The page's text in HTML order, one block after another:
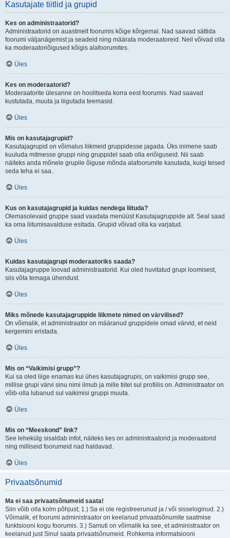
Kasutajate tiitlid ja grupid
Kes on administraatorid?
Administraatorid on auastmelt foorumis kõige kõrgemal. Nad saavad sättida
foorumi väljanägemist ja seadeid ning määrata moderaatoreid. Neil võivad olla
ka moderaatoriõigused kõigis alafoorumites.
Üles
Kes on moderaatorid?
Moderaatorite ülesanne on hoolitseda korra eest foorumis. Nad saavad
kustutada, muuta ja liigutada teemasid.
Üles
Mis on kasutajagrupid?
Kasutajagrupid on võimalus liikmeid gruppidesse jagada. Üks inimene saab
kuuluda mitmesse gruppi ning gruppidel saab olla eriõiguseid. Nii saab
näiteks anda mõnele grupile õiguse mõnda alafoorumite kasutada, kuigi teised
seda teha ei saa..
Üles
Kus on kasutajagrupid ja kuidas nendega liituda?
Olemasolevaid gruppe saad vaadata menüüst Kasutajagruppide alt. Seal saad
ka oma liitumisavalduse esitada. Grupid võivad olla ka varjatud.
Üles
Kuidas kasutajagrupi moderaatoriks saada?
Kasutajagruppe loovad administraatorid. Kui oled huvitatud grupi loomisest,
siis võta temaga ühendust.
Üles
Miks mõnede kasutajagruppide liikmete nimed on värvilised?
On võimalik, et administraator on määranud gruppidele omad värvid, et neid
kergemini eristada.
Üles
Mis on “Vaikimisi grupp”?
Kui sa oled liige enamas kui ühes kasutajagrupis, on vaikimisi grupp see,
millise grupi värvi sinu nimi ilmub ja mille tiitel sul profiilis on. Administraator on
võib-olla lubanud sul vaikimisi gruppi muuta.
Üles
Mis on “Meeskond” link?
See lehekülg sisaldab infot, näiteks kes on administraatorid ja moderaatorid
ning milliseid foorumeid nad haldavad.
Üles
Privaatsõnumid
Ma ei saa privaatsõnumeid saata!
Siin võib olla kolm põhjust; 1.) Sa ei ole registreerunud ja / või sisseloginud. 2.)
Võimalik, et foorumi administraator on keelanud privaatsõnumite saatmise
funktsiooni kogu foorumis. 3.) Samuti on võimalik ka see, et administraator on
keelanud just Sinul saata privaatsõnumeid. Rohkema informatsiooni